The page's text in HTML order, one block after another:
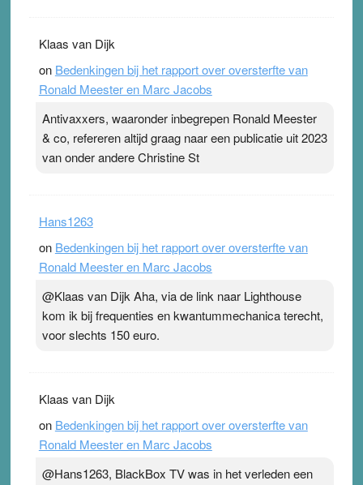
Klaas van Dijk
on Bedenkingen bij het rapport over oversterfte van
Ronald Meester en Marc Jacobs
Antivaxxers, waaronder inbegrepen Ronald Meester
& co, refereren altijd graag naar een publicatie uit 2023
van onder andere Christine St
Hans1263
on Bedenkingen bij het rapport over oversterfte van
Ronald Meester en Marc Jacobs
@Klaas van Dijk Aha, via de link naar Lighthouse
kom ik bij frequenties en kwantummechanica terecht,
voor slechts 150 euro.
Klaas van Dijk
on Bedenkingen bij het rapport over oversterfte van
Ronald Meester en Marc Jacobs
@Hans1263, BlackBox TV was in het verleden een